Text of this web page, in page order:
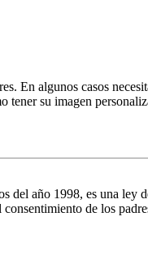
algunos casos
su imagen
año 1998, es una ley
de los